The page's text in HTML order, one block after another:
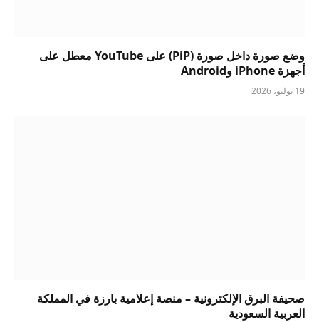
وضع صورة داخل صورة (PiP) على YouTube معطل على
أجهزة iPhone وAndroid
19 يوليو، 2026
صحيفة البرق الإلكترونية – منصة إعلامية بارزة في المملكة
العربية السعودية